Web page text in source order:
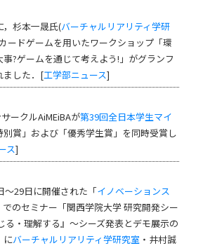
，杉本一晟氏(バーチャルリアリティ学研
ードゲームを用いたワークショップ「環
?ゲームを通じて考えよう!」がグランフ
ました．[工学部ニュース]
ークルAiMEiBAが第39回全日本学生マイ
別賞」および「優秀学生賞」を同時受賞し
ス]
～29日に開催された「イノベーションス
でのセミナー「関西学院大学 研究開発シー
る・理解する』～シーズ発表とデモ展示の
にバーチャルリアリティ学研究室 ・井村誠